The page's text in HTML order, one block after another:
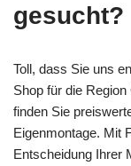
gesucht?
Toll, dass Sie uns
Shop für die
finden Sie
Eigenmontage. Mit
Entscheidung Ihrer